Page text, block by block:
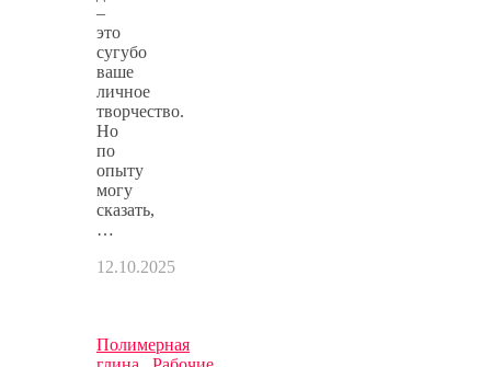
–
это
сугубо
ваше
личное
творчество.
Но
по
опыту
могу
сказать,
…
12.10.2025
Полимерная